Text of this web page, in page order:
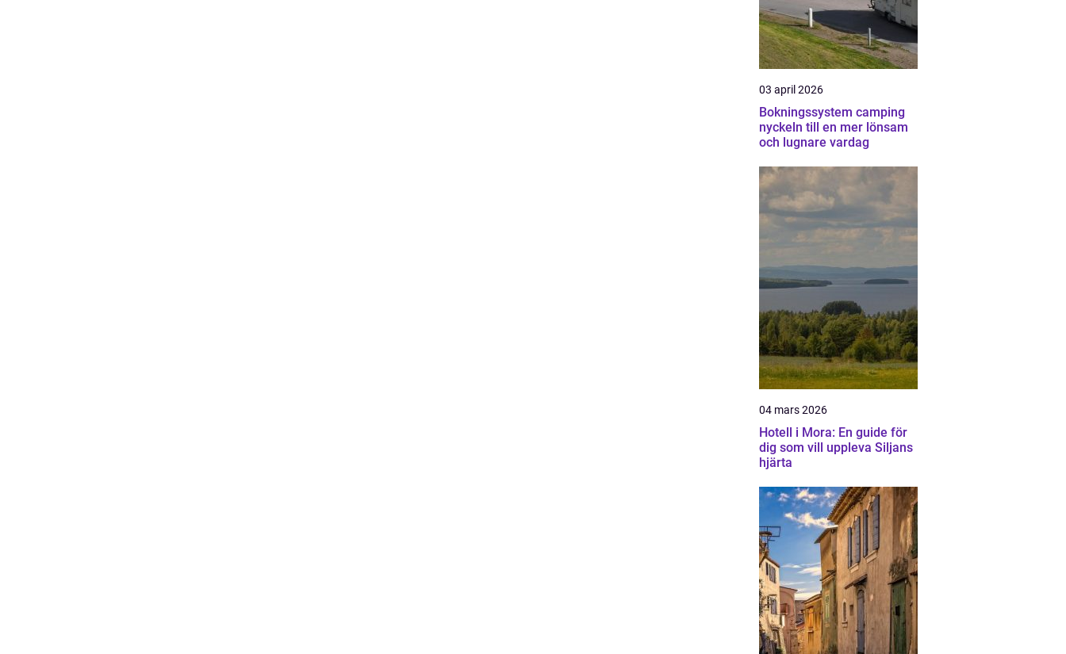
03 april 2026
Bokningssystem camping
nyckeln till en mer lönsam
och lugnare vardag
04 mars 2026
Hotell i Mora: En guide för
dig som vill uppleva Siljans
hjärta